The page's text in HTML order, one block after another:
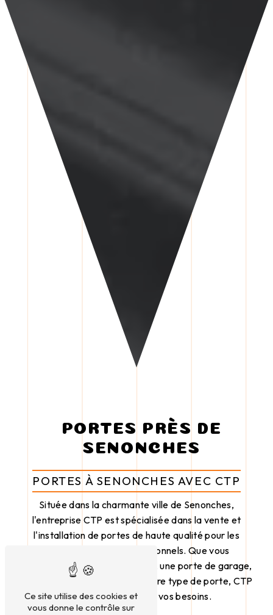
PORTES PRÈS DE
SENONCHES
PORTES À SENONCHES AVEC CTP
Située dans la charmante ville de Senonches,
l'entreprise CTP est spécialisée dans la vente et
l'installation de portes de haute qualité pour les
particuliers et les professionnels. Que vous
recherchiez une porte d'entrée, une porte de garage,
une porte intérieure ou tout autre type de porte, CTP
saura répondre à tous vos besoins.
Ce site utilise des cookies et
vous donne le contrôle sur